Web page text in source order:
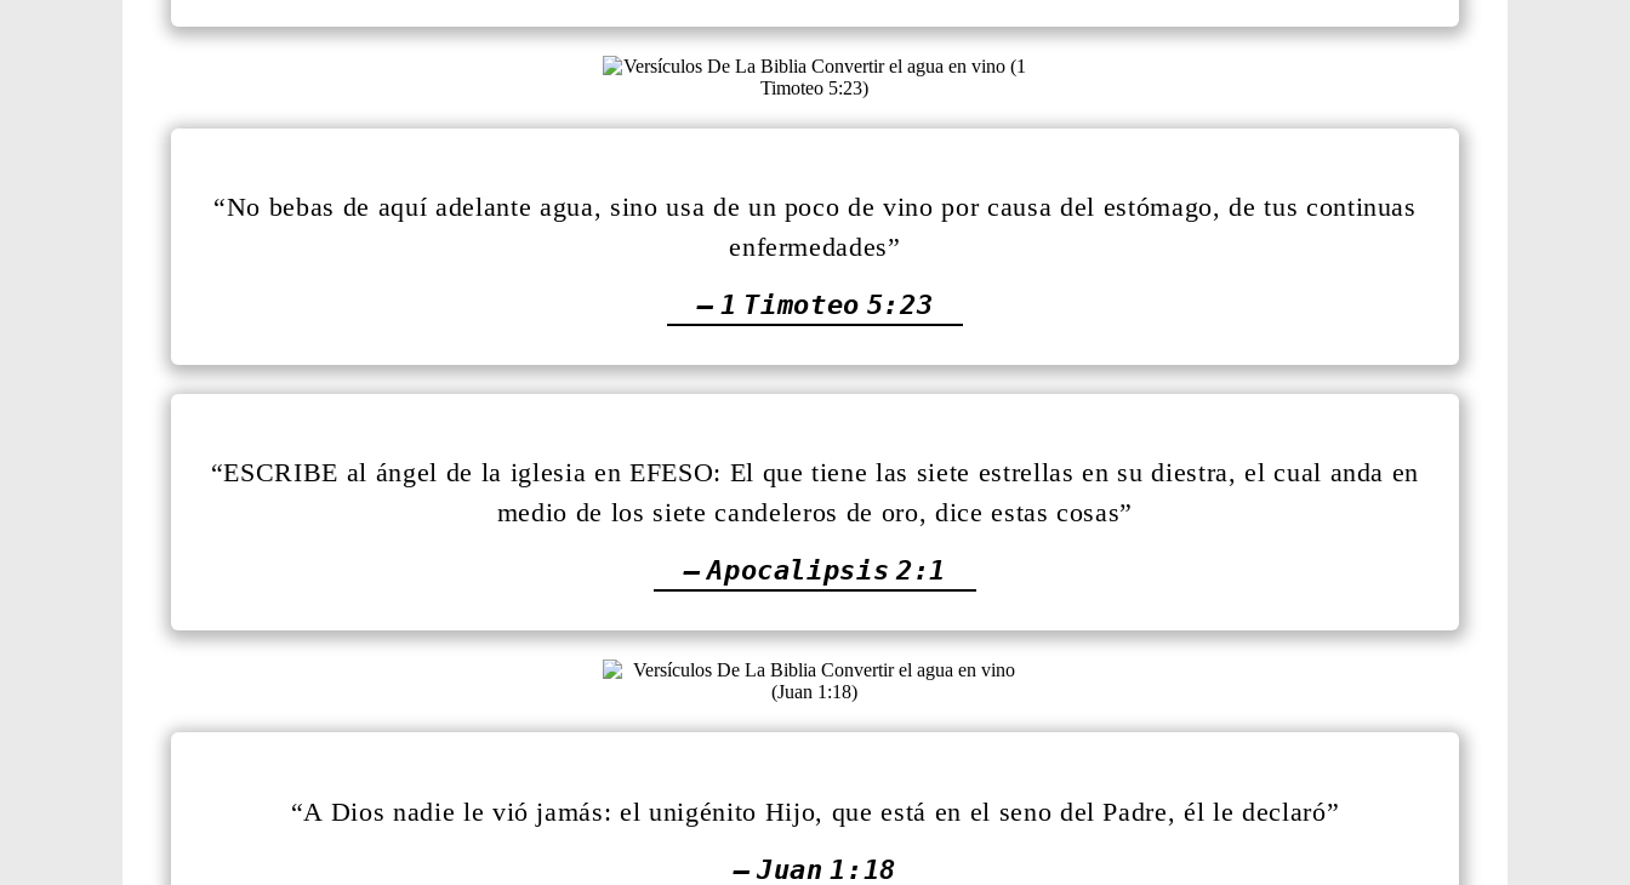
“No bebas de aquí adelante agua, sino usa de un poco de vino por causa del estómago, de tus continuas
enfermedades”
— 1 Timoteo 5:23
“ESCRIBE al ángel de la iglesia en EFESO: El que tiene las siete estrellas en su diestra, el cual anda en
medio de los siete candeleros de oro, dice estas cosas”
— Apocalipsis 2:1
“A Dios nadie le vió jamás: el unigénito Hijo, que está en el seno del Padre, él le declaró”
— Juan 1:18